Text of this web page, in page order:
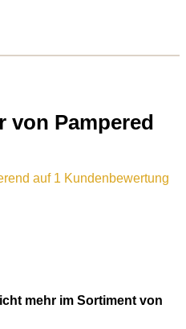
von Pampered
auf 1 Kundenbewertung
mehr im Sortiment von